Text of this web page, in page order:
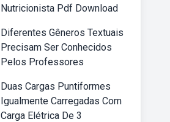
Nutricionista Pdf Download
Diferentes Gêneros Textuais
Precisam Ser Conhecidos
Pelos Professores
Duas Cargas Puntiformes
Igualmente Carregadas Com
Carga Elétrica De 3